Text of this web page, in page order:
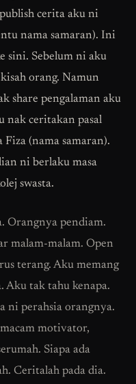
cerita aku ni
nama samaran). Ini
sini. Sebelum ni aku
orang. Namun
share pengalaman aku
nak ceritakan pasal
(nama samaran).
ni berlaku masa
swasta.
Orangnya pendiam.
malam-malam. Open
terang. Aku memang
Aku tak tahu kenapa.
ni perahsia orangnya.
motivator,
Siapa ada
Ceritalah pada dia.